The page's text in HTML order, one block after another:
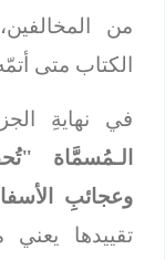
الكتاب متى
في نهايةِ
الـمُسمَّاة
وعجائبِ
تقييدها يعني